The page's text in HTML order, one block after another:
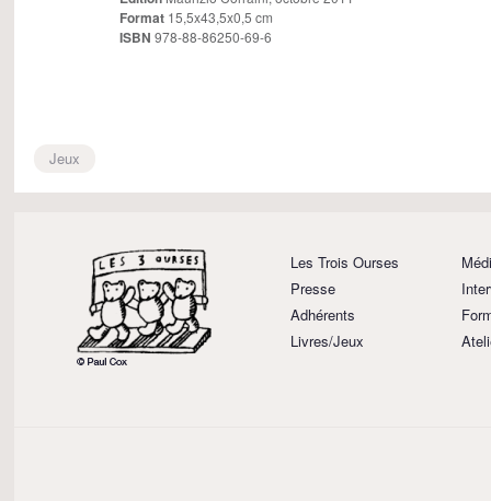
Format 15,5x43,5x0,5 cm
ISBN 978-88-86250-69-6
Jeux
Les Trois Ourses
Presse
Adhérents
Livres/Jeux